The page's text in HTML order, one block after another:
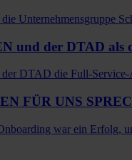
Unternehmensgruppe
und der DTAD als
der DTAD die Full-
FÜR UNS
war ein Erfolg,